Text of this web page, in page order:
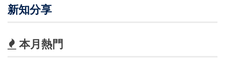
新知分享
本月熱門